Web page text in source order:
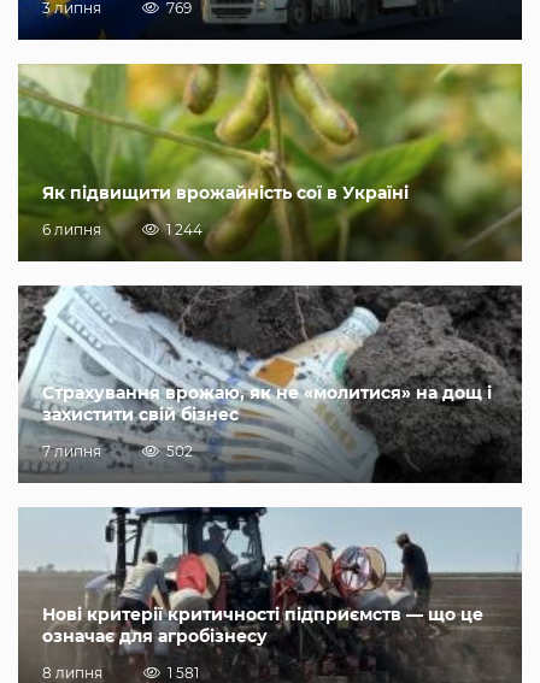
3 липня 769
Як підвищити врожайність сої в Україні
6 липня 1 244
Страхування врожаю, як не «молитися» на дощ і
захистити свій бізнес
7 липня 502
Нові критерії критичності підприємств — що це
означає для агробізнесу
8 липня 1 581